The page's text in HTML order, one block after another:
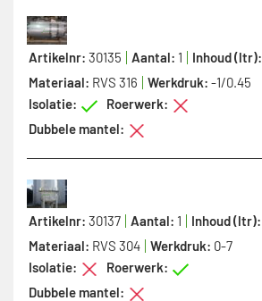
Artikelnr: 30135 Aantal: 1 Inhoud (ltr):
Materiaal: RVS 316 Werkdruk: -1/0.45
Isolatie:
Roerwerk:
Dubbele mantel:
Artikelnr: 30137 Aantal: 1 Inhoud (ltr):
Materiaal: RVS 304 Werkdruk: 0-7
Isolatie:
Roerwerk:
Dubbele mantel: